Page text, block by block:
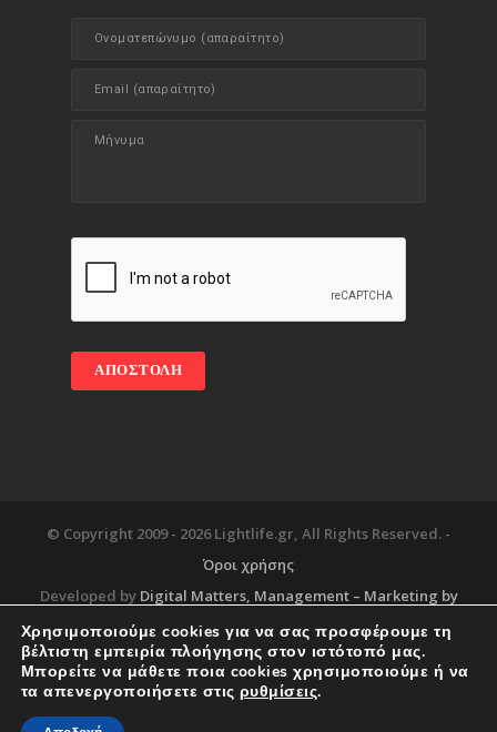
© Copyright 2009 - 2026 Lightlife.gr, All Rights Reserved. -
Όροι χρήσης
Developed by Digital Matters, Management – Marketing by
Blog About Services
Corporate Support
Χρησιμοποιούμε cookies για να σας προσφέρουμε τη
βέλτιστη εμπειρία πλοήγησης στον ιστότοπό μας.
Μπορείτε να μάθετε ποια cookies χρησιμοποιούμε ή να
τα απενεργοποιήσετε στις ρυθμίσεις.